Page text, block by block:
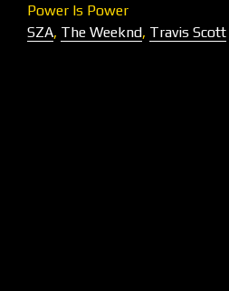
Power Is Power
SZA, The Weeknd, Travis Scott